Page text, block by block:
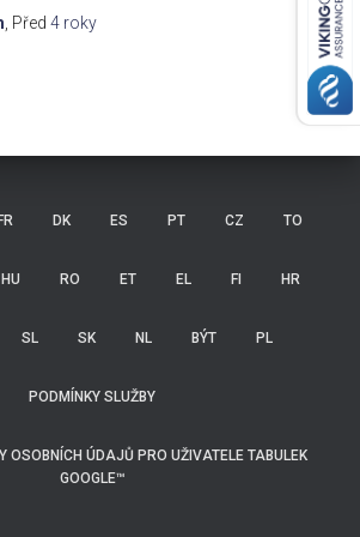
, Před 4 roky
FR DK ES PT CZ TO
HU RO ET EL FI HR
SL SK NL BÝT PL
PODMÍNKY SLUŽBY
OSOBNÍCH ÚDAJŮ PRO UŽIVATELE TABULEK
GOOGLE™